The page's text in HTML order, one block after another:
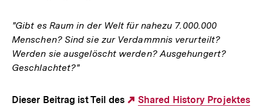
"Gibt es Raum in der Welt für nahezu 7.000.000
Menschen? Sind sie zur Verdammnis verurteilt?
Werden sie ausgelöscht werden? Ausgehungert?
Geschlachtet?"
Dieser Beitrag ist Teil des
Externer
Shared History Projektes